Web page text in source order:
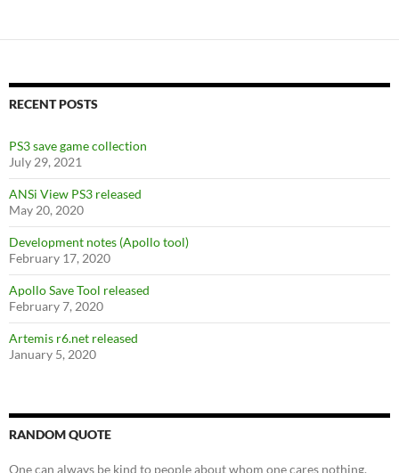
RECENT POSTS
PS3 save game collection
July 29, 2021
ANSi View PS3 released
May 20, 2020
Development notes (Apollo tool)
February 17, 2020
Apollo Save Tool released
February 7, 2020
Artemis r6.net released
January 5, 2020
RANDOM QUOTE
One can always be kind to people about whom one cares nothing.